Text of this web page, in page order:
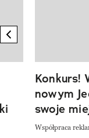
previous element
Konkurs!
nowym
swoje
Współpraca